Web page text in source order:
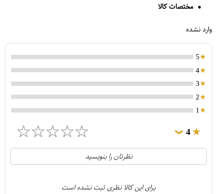
مختصات کالا
وارد نشده
5
4
3
2
1
4
❯
☆
☆
☆
☆
☆
0
0
نظرتان را بنویسید
برای این کالا نظری ثبت نشده است